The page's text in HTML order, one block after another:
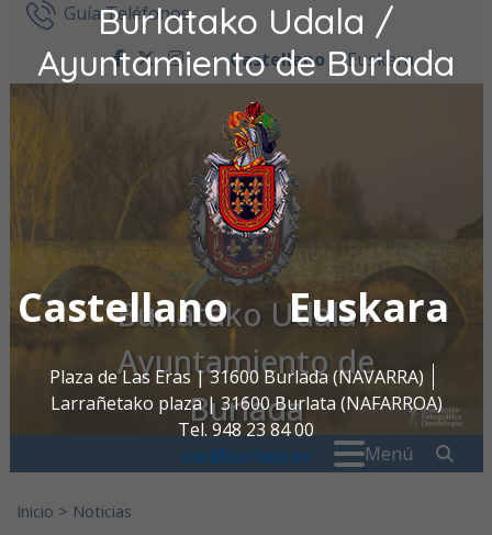
Burlatako Udala /
Ayuntamiento de Burlada
Castellano Euskara
Plaza de Las Eras | 31600 Burlada (NAVARRA)
Larrañetako plaza | 31600 Burlata (NAFARROA)
Tel. 948 23 84 00
oac@burlada.es
Ir al contenidoGuía Teléfonos
facebook
twitter
instagram
Castellano Euskara
Burlatako Udala /
Ayuntamiento de
Burlada
Menú
Inicio > Noticias